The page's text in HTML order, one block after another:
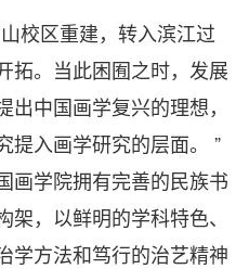
校区重建，转入滨江过
拓。当此困囿之时，发展
中国画学复兴的理想，
提入画学研究的层面。 ”
画学院拥有完善的民族书
，以鲜明的学科特色、
学方法和笃行的治艺精神